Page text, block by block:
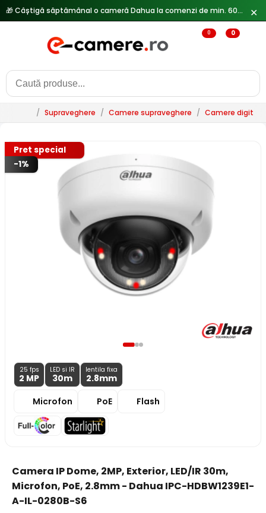
Reduceri de pana la 25% doar in luna iulie → Vezi ofertele ✕
0 0
/ Supraveghere / Camere supraveghere / Camere digitale
Pret special
-1%
25 fps
2 MP
LED si IR
30m
lentila fixa
2.8mm
Microfon
PoE Flash
Camera IP Dome, 2MP, Exterior, LED/IR 30m,
Microfon, PoE, 2.8mm - Dahua IPC-HDBW1239E1-
A-IL-0280B-S6